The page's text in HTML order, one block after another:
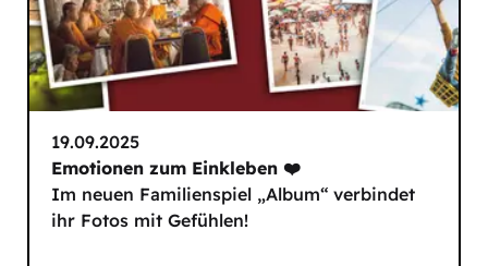
19.09.2025
Emotionen zum Einkleben ❤️
Im neuen Familienspiel „Album“ verbindet
ihr Fotos mit Gefühlen!